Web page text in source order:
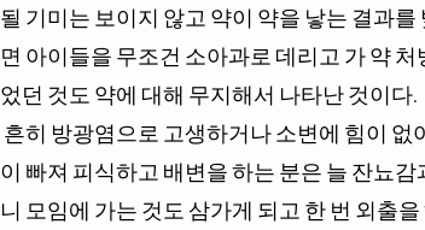
될 기미는 보이지 않고 약이 약을 낳는 결과
면 아이들을 무조건 소아과로 데리고 가 약
었던 것도 약에 대해 무지해서 나타난 것이다.
이 빠져 피식하고 배변을 하는 분은 늘 잔뇨
니 모임에 가는 것도 삼가게 되고 한 번 외출